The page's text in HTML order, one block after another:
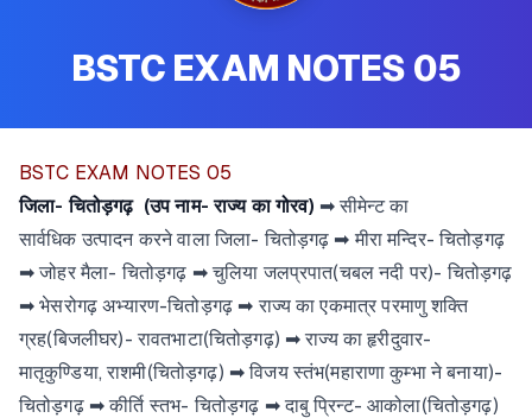
BSTC EXAM NOTES 05
BSTC EXAM NOTES 05
जिला- चितोड़गढ़ (उप नाम- राज्य का गोरव) ➡ सीमेन्ट का
सार्वधिक उत्पादन करने वाला जिला- चितोड़गढ़ ➡ मीरा मन्दिर- चितोड़गढ़
➡ जोहर मैला- चितोड़गढ़ ➡ चुलिया जलप्रपात(चबल नदी पर)- चितोड़गढ़
➡ भेसरोगढ़ अभ्यारण-चितोड़गढ़ ➡ राज्य का एकमात्र परमाणु शक्ति
ग्रह(बिजलीघर)- रावतभाटा(चितोड़गढ़) ➡ राज्य का हृरीदुवार-
मातृकुण्डिया, राशमी(चितोड़गढ़) ➡ विजय स्तंभ(महाराणा कुम्भा ने बनाया)-
चितोड़गढ़ ➡ कीर्ति स्तभ- चितोड़गढ़ ➡ दाबु प्रिन्ट- आकोला(चितोड़गढ़)